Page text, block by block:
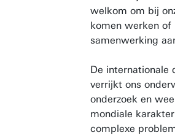
welkom om bij
komen werken of
samenwerking
De internationale
verrijkt ons
onderzoek en
mondiale
complexe